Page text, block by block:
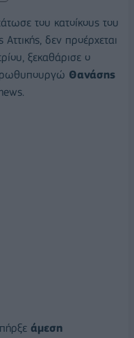
του κατοίκους του
δεν προέρχεται
ξεκαθάρισε ο
Θανάσης
άμεση